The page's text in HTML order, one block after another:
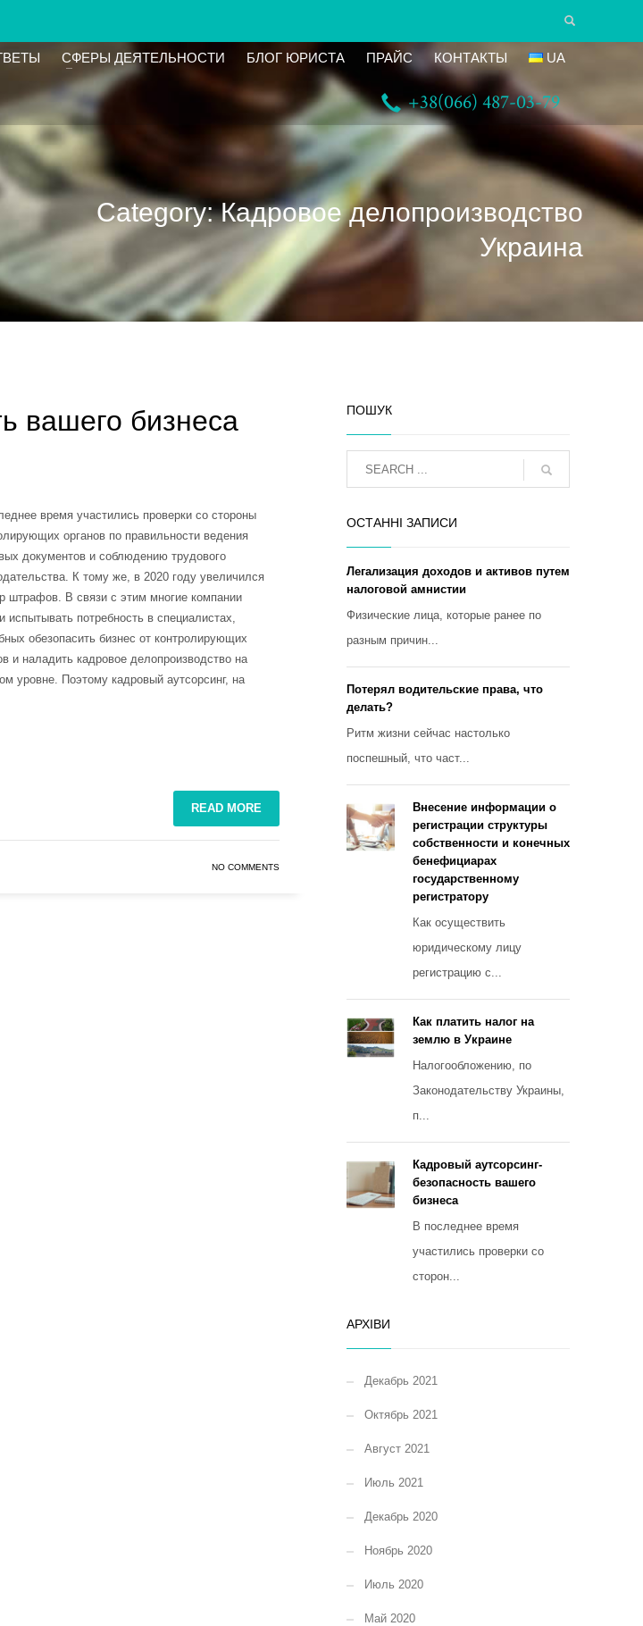
СФЕРЫ ДЕЯТЕЛЬНОСТИ БЛОГ ЮРИСТА ПРАЙС КОНТАКТЫ UA
+38(066) 487-03-79
Category: Кадровое делопроизводство
Украина
вашего бизнеса
время участились проверки со стороны
органов по правильности ведения
документов и соблюдению трудового
К тому же, в 2020 году увеличился
штрафов. В связи с этим многие компании
испытывать потребность в специалистах,
обезопасить бизнес от контролирующих
и наладить кадровое делопроизводство на
уровне. Поэтому кадровый аутсорсинг, на
READ MORE
NO COMMENTS
ПОШУК
ОСТАННІ ЗАПИСИ
Легализация доходов и активов путем
налоговой амнистии
Физические лица, которые ранее по
разным причин...
Потерял водительские права, что
делать?
Ритм жизни сейчас настолько
поспешный, что част...
Внесение информации о
регистрации структуры
собственности и конечных
бенефициарах
государственному
регистратору
Как осуществить
юридическому лицу
регистрацию с...
Как платить налог на
землю в Украине
Налогообложению, по
Законодательству Украины,
п...
Кадровый аутсорсинг-
безопасность вашего
бизнеса
В последнее время
участились проверки со
сторон...
АРХІВИ
Декабрь 2021
Октябрь 2021
Август 2021
Июль 2021
Декабрь 2020
Ноябрь 2020
Июль 2020
Май 2020